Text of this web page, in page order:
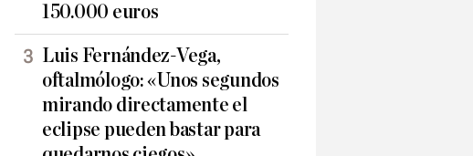
150.000 euros
Luis Fernández-Vega,
oftalmólogo: «Unos segundos
mirando directamente el
eclipse pueden bastar para